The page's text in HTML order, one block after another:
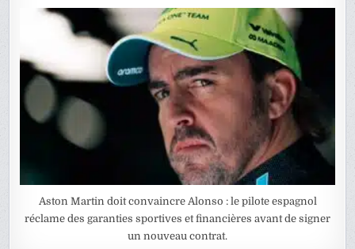
Aston Martin doit convaincre Alonso : le pilote espagnol
réclame des garanties sportives et financières avant de signer
un nouveau contrat.